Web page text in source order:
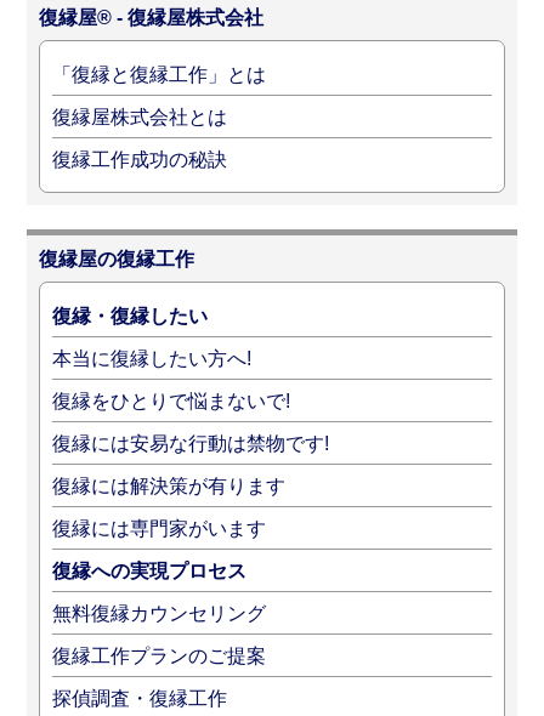
復縁屋® - 復縁屋株式会社
「復縁と復縁工作」とは
復縁屋株式会社とは
復縁工作成功の秘訣
復縁屋の復縁工作
復縁・復縁したい
本当に復縁したい方へ!
復縁をひとりで悩まないで!
復縁には安易な行動は禁物です!
復縁には解決策が有ります
復縁には専門家がいます
復縁への実現プロセス
無料復縁カウンセリング
復縁工作プランのご提案
探偵調査・復縁工作